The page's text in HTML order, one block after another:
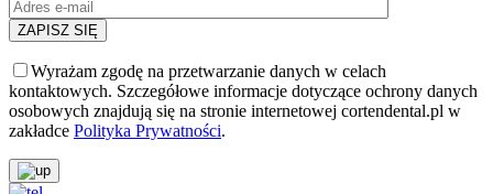
Wyrażam zgodę na przetwarzanie danych w celach
kontaktowych. Szczegółowe informacje dotyczące ochrony danych
osobowych znajdują się na stronie internetowej cortendental.pl w
zakładce Polityka Prywatności.